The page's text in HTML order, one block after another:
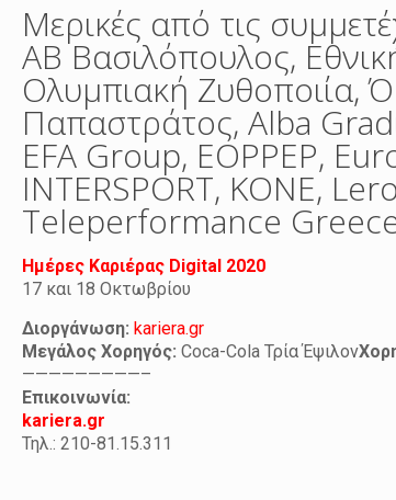
Μερικές από τις
ΑΒ Βασιλόπουλος,
Ολυμπιακή Ζυθοποιία,
Παπαστράτος, Alba
EFA Group, EOPPEP,
INTERSPORT, KONE,
Teleperformance
Ημέρες Καριέρας Digital 2020
17 και 18 Οκτωβρίου
Διοργάνωση: kariera.gr
Μεγάλος Χορηγός: Coca-Cola Τρία Έψιλον
—————————–
Επικοινωνία:
kariera.gr
Τηλ.: 210-81.15.311